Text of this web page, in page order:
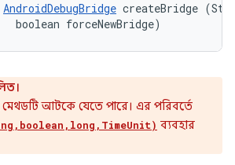
AndroidDebugBridge createBridge
boolean forceNewBridge)
মেথডটি আটকে যেতে পারে। এর পরিবর্তে
ব্যবহার